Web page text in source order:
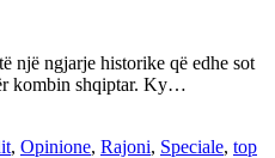
një ngjarje historike që edhe sot
kombin shqiptar. Ky…
, Opinione, Rajoni, Speciale, top